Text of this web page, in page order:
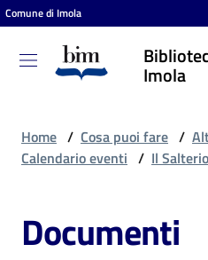
Vai al contenuto
Vai alla navigazione
Vai al footer
Comune di Imola
Imola
Biblioteca
comunale
Home / Cosa puoi fare /
Calendario eventi / Il
Documenti